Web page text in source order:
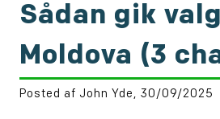
Sådan gik
Moldova (3
Posted af John Yde, 30/09/2025